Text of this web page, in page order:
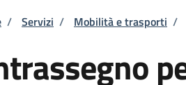
di pane
/ Servizi / Mobilità e trasporti /